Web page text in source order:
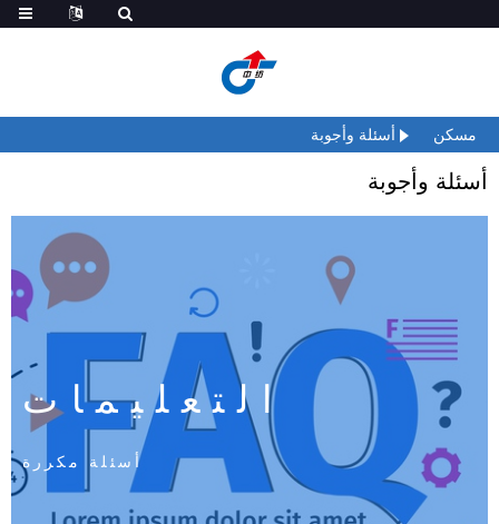
مسكن أسئلة وأجوبة
أسئلة وأجوبة
التعليمات
أسئلة مكررة